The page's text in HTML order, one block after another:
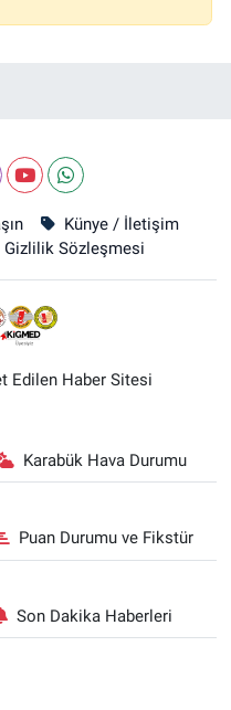
Künye / İletişim
Gizlilik Sözleşmesi
Edilen Haber Sitesi
Karabük Hava Durumu
Puan Durumu ve Fikstür
Son Dakika Haberleri